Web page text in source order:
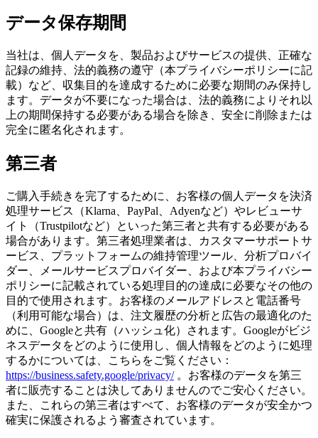
データ保存期間
当社は、個人データを、製品およびサービスの提供、正確な
記録の維持、法的義務の遵守（本プライバシーポリシーに記
載）など、収集目的を達成するために必要な期間のみ保持し
ます。データが不要になった場合は、法的義務によりそれ以
上の期間保持する必要がある場合を除き、安全に削除または
完全に匿名化されます。
第三者
ご購入手続きを完了するために、お客様の個人データを決済
処理サービス（Klarna、PayPal、Adyenなど）やレビューサ
イト（Trustpilotなど）といった第三者と共有する必要がある
場合があります。第三者処理業者は、カスタマーサポートサ
ービス、プラットフォームの維持管理ツール、分析プロバイ
ダー、メールサービスプロバイダー、および本プライバシー
ポリシーに記載されている処理目的の達成に必要なその他の
目的で使用されます。お客様のメールアドレスと電話番号
（利用可能な場合）は、注文履歴の分析と広告の最適化のた
めに、Googleと共有（ハッシュ化）されます。Googleがビジ
ネスデータをどのように使用し、個人情報をどのように処理
するかについては、こちらをご覧ください：
https://business.safety.google/privacy/。お客様のデータを第三
者に販売することは決してありませんのでご安心ください。
また、これらの第三者はすべて、お客様のデータが安全かつ
確実に保護されるよう審査されています。